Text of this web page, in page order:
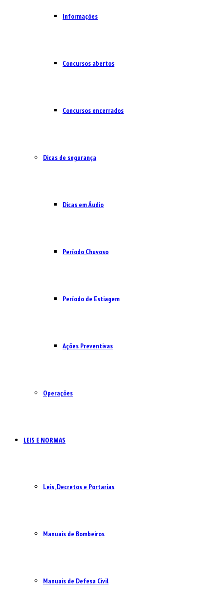
Informações
Concursos abertos
Concursos encerrados
Dicas de segurança
Dicas em Áudio
Período Chuvoso
Período de Estiagem
Ações Preventivas
Operações
LEIS E NORMAS
Leis, Decretos e Portarias
Manuais de Bombeiros
Manuais de Defesa Civil